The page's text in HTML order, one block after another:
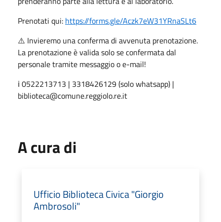
Prenotati qui: https://forms.gle/Aczk7eW31YRnaSLt6
⚠️ Invieremo una conferma di avvenuta prenotazione.
La prenotazione è valida solo se confermata dal
personale tramite messaggio o e-mail!
ℹ️ 0522213713 | 3318426129 (solo whatsapp) |
biblioteca@comune.reggiolo.re.it
A cura di
Ufficio Biblioteca Civica "Giorgio
Ambrosoli"